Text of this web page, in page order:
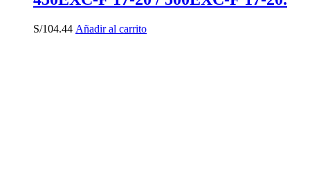
S/104.44 Añadir al carrito